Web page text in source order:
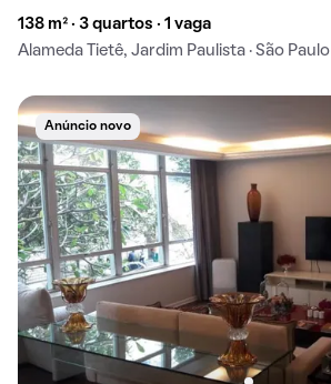
138 m² · 3 quartos · 1 vaga
Alameda Tietê, Jardim Paulista · São Paulo
Anúncio novo